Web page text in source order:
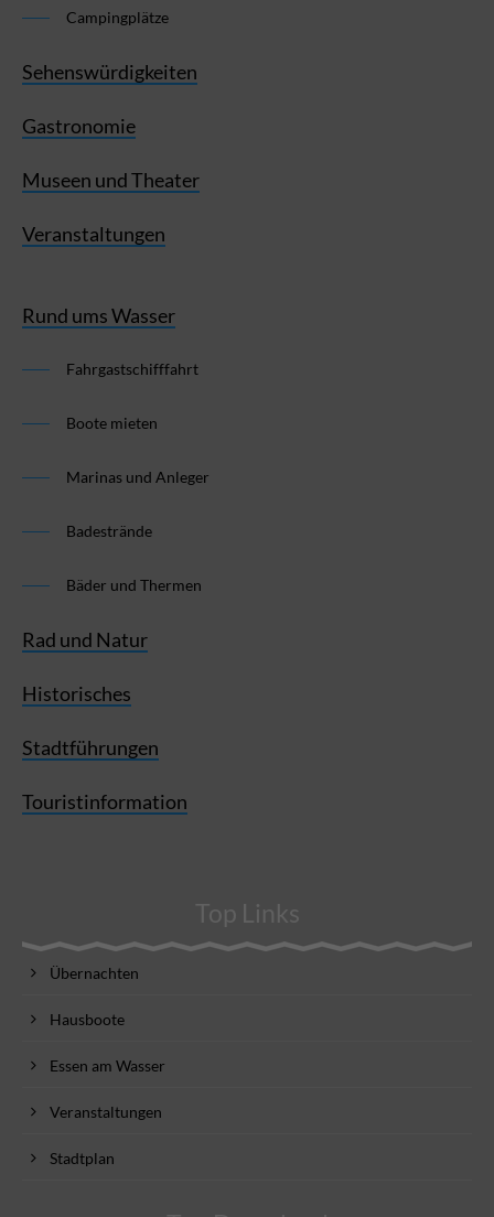
Campingplätze
Sehenswürdigkeiten
Gastronomie
Museen und Theater
Veranstaltungen
Rund ums Wasser
Fahrgastschifffahrt
Boote mieten
Marinas und Anleger
Badestrände
Bäder und Thermen
Rad und Natur
Historisches
Stadtführungen
Touristinformation
Top Links
Übernachten
Hausboote
Essen am Wasser
Veranstaltungen
Stadtplan